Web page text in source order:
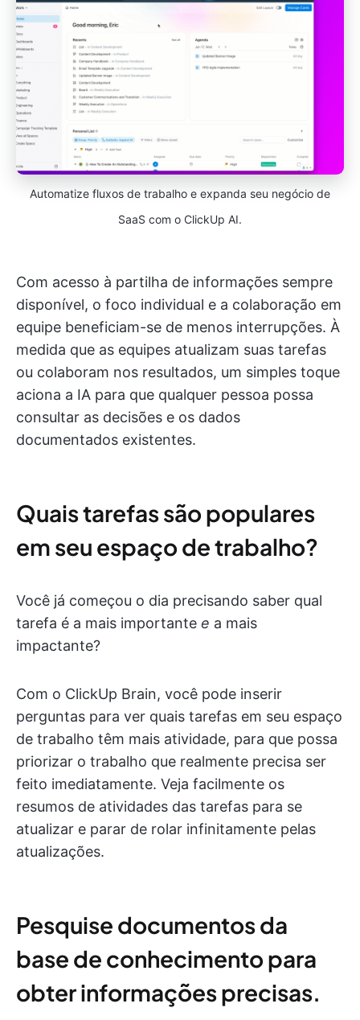
Automatize fluxos de trabalho e expanda seu negócio de
SaaS com o ClickUp AI.
Com acesso à partilha de informações sempre
disponível, o foco individual e a colaboração em
equipe beneficiam-se de menos interrupções. À
medida que as equipes atualizam suas tarefas
ou colaboram nos resultados, um simples toque
aciona a IA para que qualquer pessoa possa
consultar as decisões e os dados
documentados existentes.
Quais tarefas são populares
em seu espaço de trabalho?
Você já começou o dia precisando saber qual
tarefa é a mais importante e a mais
impactante?
Com o ClickUp Brain, você pode inserir
perguntas para ver quais tarefas em seu espaço
de trabalho têm mais atividade, para que possa
priorizar o trabalho que realmente precisa ser
feito imediatamente. Veja facilmente os
resumos de atividades das tarefas para se
atualizar e parar de rolar infinitamente pelas
atualizações.
Pesquise documentos da
base de conhecimento para
obter informações precisas.